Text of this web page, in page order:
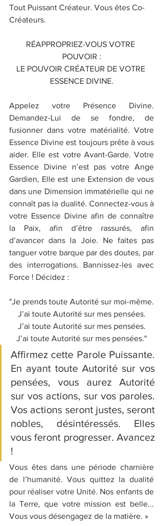
Tout Puissant Créateur. Vous êtes Co-
Créateurs.
RÉAPPROPRIEZ-VOUS VOTRE
POUVOIR :
LE POUVOIR CRÉATEUR DE VOTRE
ESSENCE DIVINE.
Appelez votre Présence Divine.
Demandez-Lui de se fondre, de
fusionner dans votre matérialité. Votre
Essence Divine est toujours prête à vous
aider. Elle est votre Avant-Garde. Votre
Essence Divine n’est pas votre Ange
Gardien, Elle est une Extension de vous
dans une Dimension immatérielle qui ne
connaît pas la dualité. Connectez-vous à
votre Essence Divine afin de connaître
la Paix, afin d’être rassurés, afin
d’avancer dans la Joie. Ne faites pas
tanguer votre barque par des doutes, par
des interrogations. Bannissez-les avec
Force ! Décidez :
"Je prends toute Autorité sur moi-même.
J’ai toute Autorité sur mes pensées.
J’ai toute Autorité sur mes pensées.
J’ai toute Autorité sur mes pensées."
Affirmez cette Parole Puissante.
En ayant toute Autorité sur vos
pensées, vous aurez Autorité
sur vos actions, sur vos paroles.
Vos actions seront justes, seront
nobles, désintéressés. Elles
vous feront progresser. Avancez
!
Vous êtes dans une période charnière
de l’humanité. Vous quittez la dualité
pour réaliser votre Unité. Nos enfants de
la Terre, que votre mission est belle...
Vous vous désengagez de la matière. »